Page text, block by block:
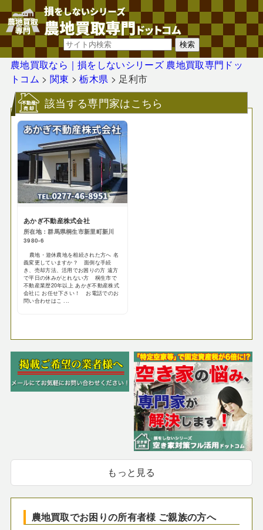
農地買取なら｜損をしないシリーズ 農地買取専門ドッ
トコム > 関東 >栃木県 > 足利市
該当する専門家はこちら
あかぎ不動産株式会社
所在地：群馬県桐生市新里町新川
3980-6
農地・遊休農地を相続された方へ 名
義変更していますか？ 面倒な手続
き、売却方法、活用でお困りの方 遠方
で平日の休みがとれない方 桐生市で
不動産業歴20年以上 あかぎ不動産株式
会社に お任せ下さい！ お電話でのお
問い合わせはこ ...
もっと見る
農地買取でお困りの所有者様 ご親族の方へ